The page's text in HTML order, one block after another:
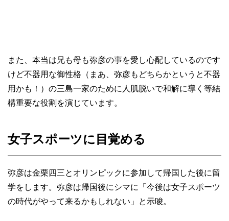
また、本当は兄も母も弥彦の事を愛し心配しているのです
けど不器用な御性格（まあ、弥彦もどちらかというと不器
用かも！）の三島一家のために人肌脱いで和解に導く等結
構重要な役割を演じています。
女子スポーツに目覚める
弥彦は金栗四三とオリンピックに参加して帰国した後に留
学をします。弥彦は帰国後にシマに「今後は女子スポーツ
の時代がやって来るかもしれない」と示唆。